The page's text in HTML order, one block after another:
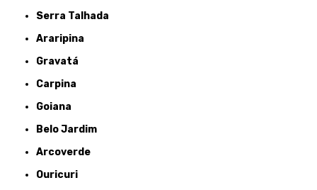
Serra Talhada
Araripina
Gravatá
Carpina
Goiana
Belo Jardim
Arcoverde
Ouricuri